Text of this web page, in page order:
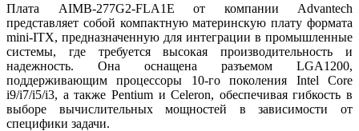
Плата AIMB-277G2-FLA1E от компании Advantech
представляет собой компактную материнскую плату формата
mini-ITX, предназначенную для интеграции в промышленные
системы, где требуется высокая производительность и
надежность. Она оснащена разъемом LGA1200,
поддерживающим процессоры 10-го поколения Intel Core
i9/i7/i5/i3, а также Pentium и Celeron, обеспечивая гибкость в
выборе вычислительных мощностей в зависимости от
специфики задачи.